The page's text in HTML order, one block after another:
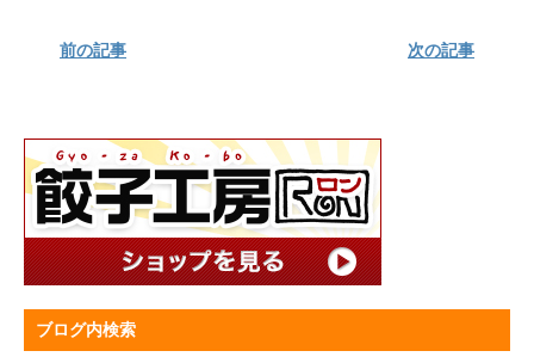
前の記事 次の記事
ブログ内検索